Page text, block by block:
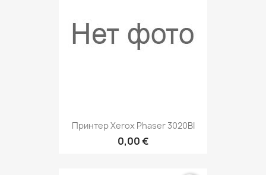
Принтер Xerox Phaser 3020BI
0,00 €